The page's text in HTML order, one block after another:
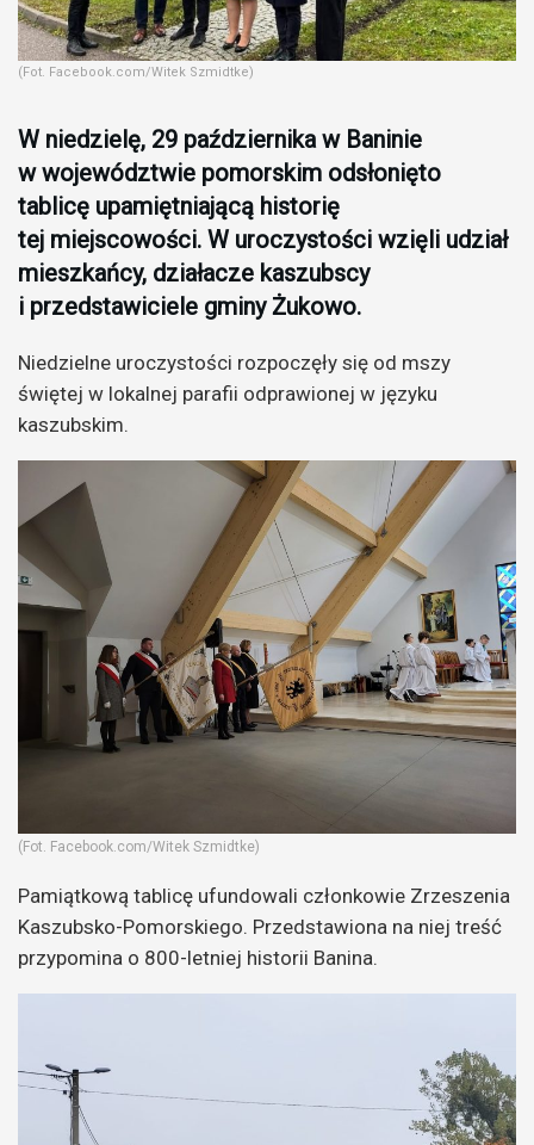
(Fot. Facebook.com/Witek Szmidtke)
W niedzielę, 29 października w Baninie
w województwie pomorskim odsłonięto
tablicę upamiętniającą historię
tej miejscowości. W uroczystości wzięli udział
mieszkańcy, działacze kaszubscy
i przedstawiciele gminy Żukowo.
Niedzielne uroczystości rozpoczęły się od mszy
świętej w lokalnej parafii odprawionej w języku
kaszubskim.
(Fot. Facebook.com/Witek Szmidtke)
Pamiątkową tablicę ufundowali członkowie Zrzeszenia
Kaszubsko-Pomorskiego. Przedstawiona na niej treść
przypomina o 800-letniej historii Banina.